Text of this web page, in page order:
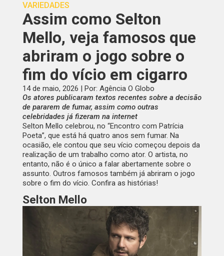
VARIEDADES
Assim como Selton
Mello, veja famosos que
abriram o jogo sobre o
fim do vício em cigarro
14 de maio, 2026 | Por: Agência O Globo
Os atores publicaram textos recentes sobre a decisão
de pararem de fumar, assim como outras
celebridades já fizeram na internet
Selton Mello celebrou, no “Encontro com Patrícia
Poeta”, que está há quatro anos sem fumar. Na
ocasião, ele contou que seu vício começou depois da
realização de um trabalho como ator. O artista, no
entanto, não é o único a falar abertamente sobre o
assunto. Outros famosos também já abriram o jogo
sobre o fim do vício. Confira as histórias!
Selton Mello